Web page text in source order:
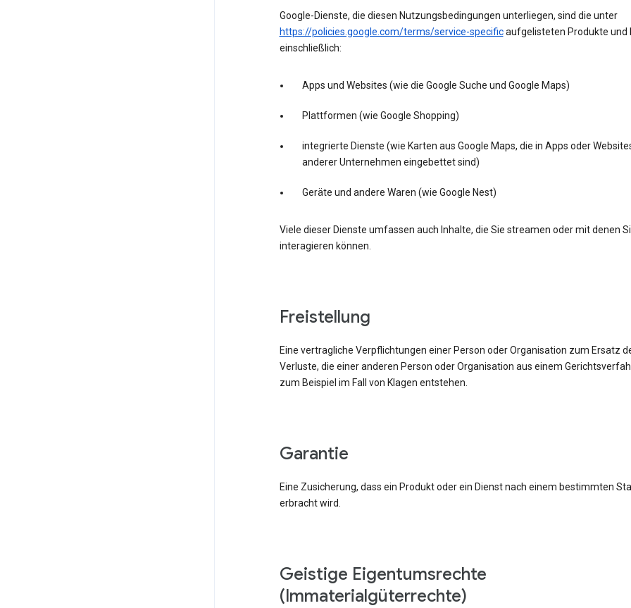
Google-Dienste, die diesen Nutzungsbedingungen unterliegen, sind die unter
https://policies.google.com/terms/service-specificaufgelisteten Produkte und
einschließlich:
Apps und Websites (wie die Google Suche und Google Maps)
Plattformen (wie Google Shopping)
integrierte Dienste (wie Karten aus Google Maps, die in Apps oder
anderer Unternehmen eingebettet sind)
Geräte und andere Waren (wie Google Nest)
Viele dieser Dienste umfassen auch Inhalte, die Sie streamen oder mit denen
interagieren können.
Freistellung
Eine vertragliche Verpflichtungen einer Person oder Organisation zum Ersatz
Verluste, die einer anderen Person oder Organisation aus einem
zum Beispiel im Fall von Klagen entstehen.
Garantie
Eine Zusicherung, dass ein Produkt oder ein Dienst nach einem bestimmten
erbracht wird.
Geistige Eigentumsrechte
(Immaterialgüterrechte)